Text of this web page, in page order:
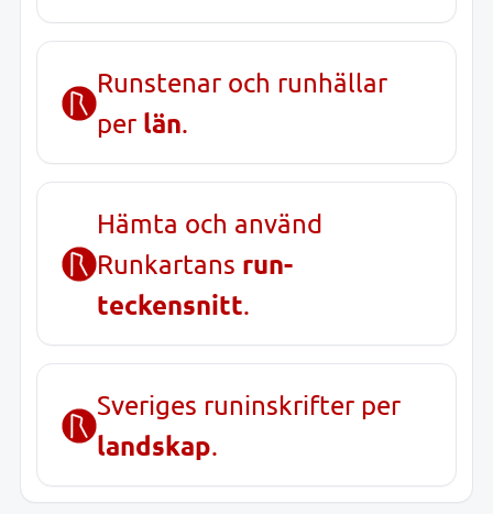
Runstenar och runhällar
per län.
Hämta och använd
Runkartans run-
teckensnitt.
Sveriges runinskrifter per
landskap.